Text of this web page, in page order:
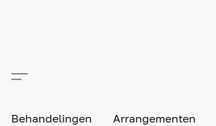
Behandelingen Arrangementen